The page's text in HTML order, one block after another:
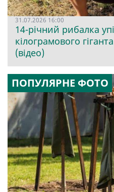
31.07.2026 16:00
14-річний рибалка
кілограмового
(відео)
ПОПУЛЯРНЕ ФОТО